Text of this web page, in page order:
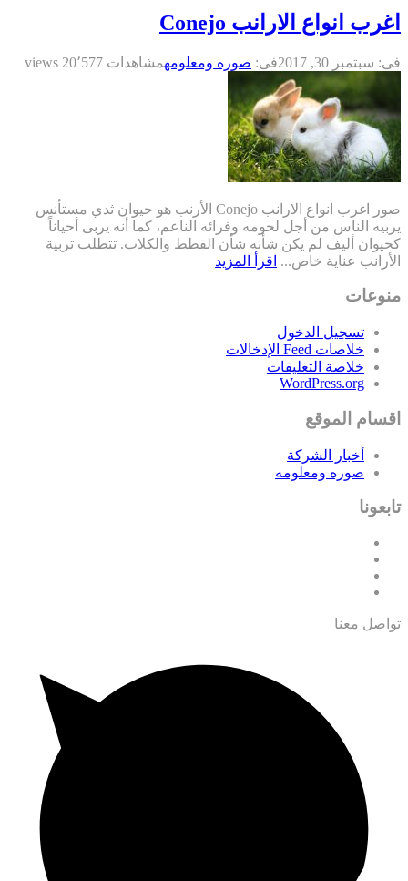
اغرب انواع الارانب Conejo
فى: سبتمبر 30, 2017 فى: صوره ومعلومهمشاهدات 20٬577 views
صور اغرب انواع الارانب Conejo الأرنب هو حيوان ثدي مستأنس
يربيه الناس من أجل لحومه وفرائه الناعم، كما أنه يربى أحياناً
كحيوان أليف لم يكن شأنه شأن القطط والكلاب. تتطلب تربية
الأرانب عناية خاص... اقرأ المزيد
منوعات
تسجيل الدخول
خلاصات Feed الإدخالات
خلاصة التعليقات
WordPress.org
اقسام الموقع
أخبار الشركة
صوره ومعلومه
تابعونا
تواصل معنا